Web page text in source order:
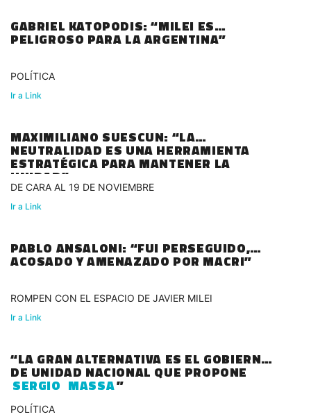
GABRIEL KATOPODIS: “MILEI ES
PELIGROSO PARA LA ARGENTINA”
POLÍTICA
Ir a Link
MAXIMILIANO SUESCUN: “LA
NEUTRALIDAD ES UNA HERRAMIENTA
ESTRATÉGICA PARA MANTENER LA
UNIDAD”
DE CARA AL 19 DE NOVIEMBRE
Ir a Link
PABLO ANSALONI: “FUI PERSEGUIDO,
ACOSADO Y AMENAZADO POR MACRI”
ROMPEN CON EL ESPACIO DE JAVIER MILEI
Ir a Link
“LA GRAN ALTERNATIVA ES EL GOBIERNO
DE UNIDAD NACIONAL QUE PROPONE
SERGIO MASSA”
POLÍTICA